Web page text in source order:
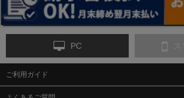
9-点字マット・タイ
PC
ご利用ガイド